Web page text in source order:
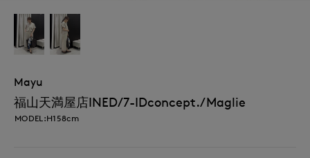
Mayu
福山天満屋店INED/7-IDconcept./Maglie
MODEL:H158cm